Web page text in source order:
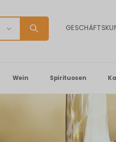
SPRACHE
Wein Spirituosen